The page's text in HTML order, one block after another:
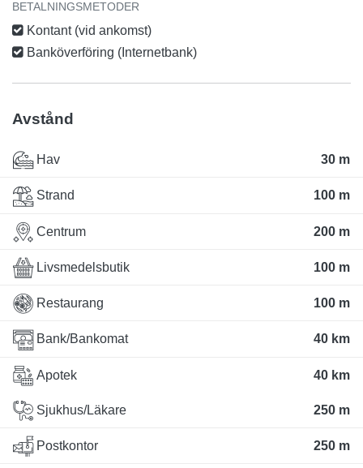
BETALNINGSMETODER
Kontant (vid ankomst)
Banköverföring (Internetbank)
Avstånd
Hav 30 m
Strand 100 m
Centrum 200 m
Livsmedelsbutik 100 m
Restaurang 100 m
Bank/Bankomat 40 km
Apotek 40 km
Sjukhus/Läkare 250 m
Postkontor 250 m